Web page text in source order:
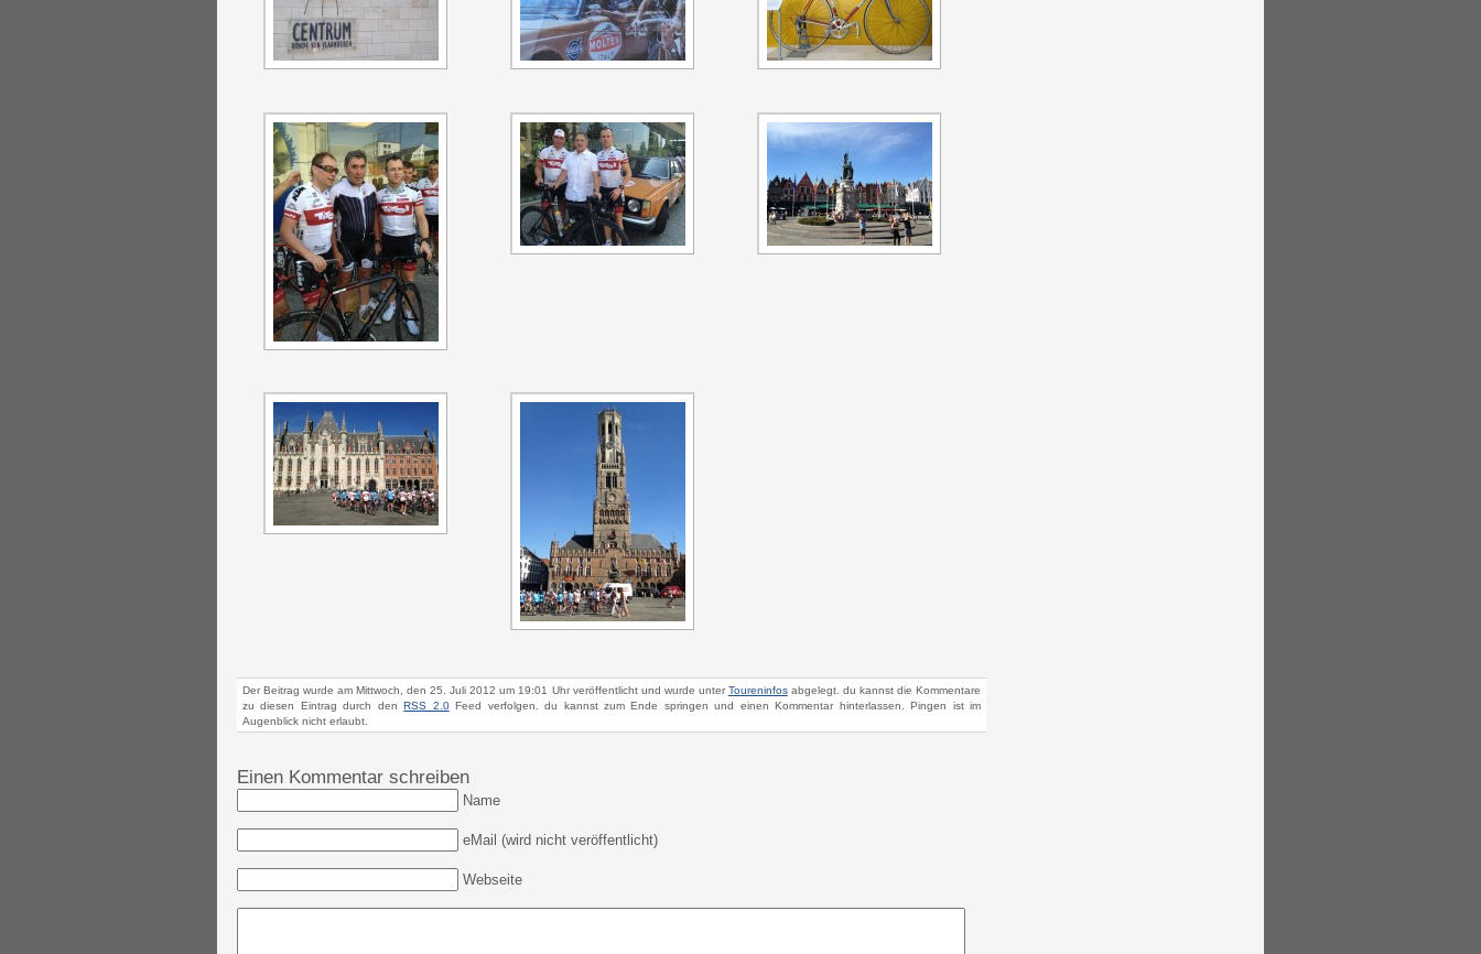
Der Beitrag wurde am Mittwoch, den 25. Juli 2012 um 19:01 Uhr veröffentlicht und wurde unter Toureninfosabgelegt. du kannst die Kommentare
zu diesen Eintrag durch denRSS 2.0Feed verfolgen. du kannst zum Ende springen und einen Kommentar hinterlassen. Pingen ist im
Augenblick nicht erlaubt.
Einen Kommentar schreiben
Name
eMail (wird nicht veröffentlicht)
Webseite